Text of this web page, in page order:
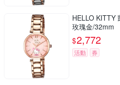
HELLO KITTY
玫瑰金/32mm
$2,772
活動 券